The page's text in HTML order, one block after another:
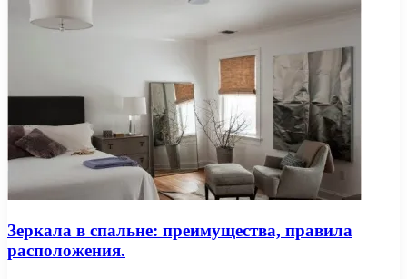
Зеркала в спальне: преимущества, правила
расположения.